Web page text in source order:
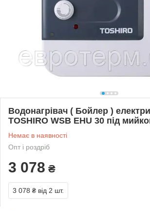
Водонагрівач ( Бойлер )
TOSHIRO WSB EHU 30 під
Немає в наявності
Опт і роздріб
3 078 ₴
3 078 ₴ від 2 шт.